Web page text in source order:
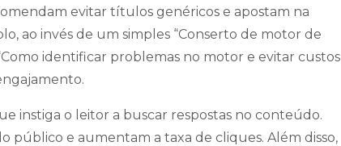
evitar títulos genéricos e apostam na
ao invés de um simples “Conserto de motor de
identificar problemas no motor e evitar custos
instiga o leitor a buscar respostas no conteúdo.
público e aumentam a taxa de cliques. Além disso,